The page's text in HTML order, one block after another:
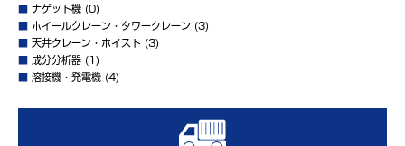
ナゲット機 (0)
ホイールクレーン・タワークレーン (3)
天井クレーン・ホイスト (3)
成分分析器 (1)
溶接機・発電機 (4)